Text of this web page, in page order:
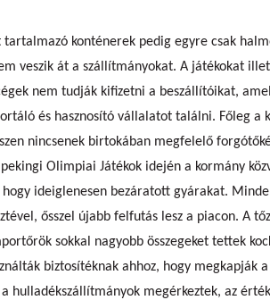
konténerek pedig egyre csak
veszik át a szállítmányokat. A játékokat
nem tudják kifizetni a beszállítóikat,
és hasznosító vállalatot találni. Főleg a
nincsenek birtokában megfelelő
Olimpiai Játékok idején a kormány
ideiglenesen bezáratott gyárakat.
ősszel újabb felfutás lesz a piacon. A
sokkal nagyobb összegeket tettek
biztosítéknak ahhoz, hogy megkapják
hulladékszállítmányok megérkeztek, az